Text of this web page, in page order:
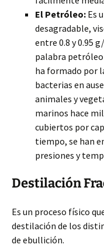
El Petróleo: Es
desagradable,
entre 0.8 y 0.95
palabra petróleo
ha formado por
bacterias en
animales y
marinos hace
cubiertos por
tiempo, se han
presiones y
Destilación
Es un proceso físico
destilación de los
de ebullición.